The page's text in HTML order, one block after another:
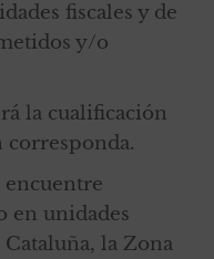
fiscales y de
y/o
la cualificación
corresponda.
en unidades
la Zona